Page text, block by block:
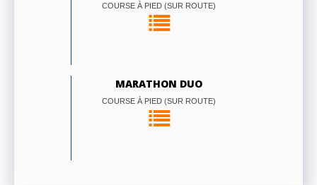
COURSE À PIED (SUR ROUTE)
MARATHON DUO
COURSE À PIED (SUR ROUTE)